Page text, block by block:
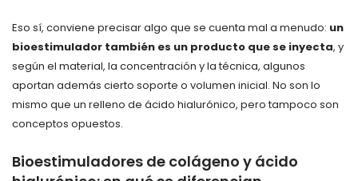
Eso sí, conviene precisar algo que se cuenta mal a menudo: un
bioestimulador también es un producto que se inyecta, y
según el material, la concentración y la técnica, algunos
aportan además cierto soporte o volumen inicial. No son lo
mismo que un relleno de ácido hialurónico, pero tampoco son
conceptos opuestos.
Bioestimuladores de colágeno y ácido